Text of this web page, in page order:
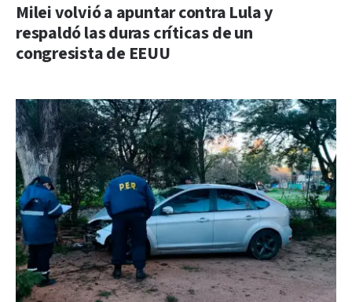
Milei volvió a apuntar contra Lula y
respaldó las duras críticas de un
congresista de EEUU